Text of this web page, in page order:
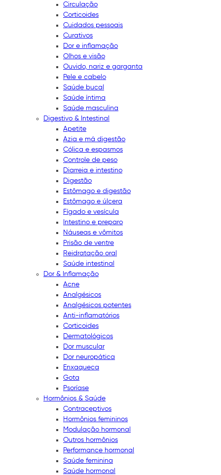
Circulação
Corticoides
Cuidados pessoais
Curativos
Dor e inflamação
Olhos e visão
Ouvido, nariz e garganta
Pele e cabelo
Saúde bucal
Saúde íntima
Saúde masculina
Digestivo & Intestinal
Apetite
Azia e má digestão
Cólica e espasmos
Controle de peso
Diarreia e intestino
Digestão
Estômago e digestão
Estômago e úlcera
Fígado e vesícula
Intestino e preparo
Náuseas e vômitos
Prisão de ventre
Reidratação oral
Saúde intestinal
Dor & Inflamação
Acne
Analgésicos
Analgésicos potentes
Anti-inflamatórios
Corticoides
Dermatológicos
Dor muscular
Dor neuropática
Enxaqueca
Gota
Psoríase
Hormônios & Saúde
Contraceptivos
Hormônios femininos
Modulação hormonal
Outros hormônios
Performance hormonal
Saúde feminina
Saúde hormonal